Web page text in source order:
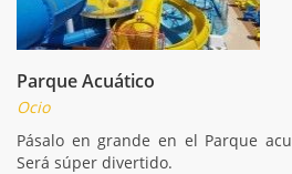
Parque Acuático
Ocio
Pásalo en grande en el Parque
Será súper divertido.